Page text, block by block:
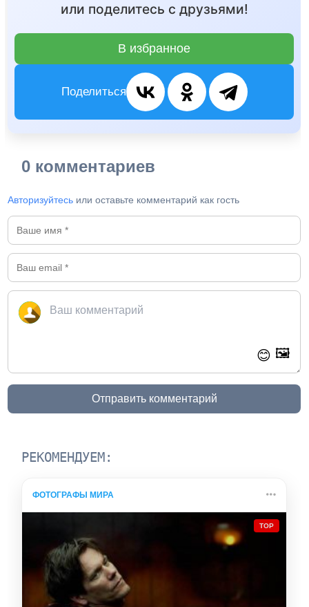
или поделитесь с друзьями!
В избранное
Поделиться
0 комментариев
Авторизуйтесь или оставьте комментарий как гость
😊 🖼️
Отправить комментарий
РЕКОМЕНДУЕМ:
ФОТОГРАФЫ МИРА
TOP